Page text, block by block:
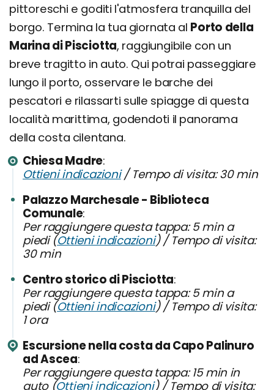
pittoreschi e goditi l'atmosfera tranquilla del
borgo. Termina la tua giornata al Porto della
Marina di Pisciotta, raggiungibile con un
breve tragitto in auto. Qui potrai passeggiare
lungo il porto, osservare le barche dei
pescatori e rilassarti sulle spiagge di questa
località marittima, godendoti il panorama
della costa cilentana.
Chiesa Madre
Ottieni indicazioni/ Tempo di visita: 30 min
Palazzo Marchesale - Biblioteca
Comunale
Per raggiungere questa tappa: 5 min a
piedi (Ottieni indicazioni) / Tempo di visita:
30 min
Centro storico di Pisciotta
Per raggiungere questa tappa: 5 min a
piedi (Ottieni indicazioni) / Tempo di visita:
1 ora
Escursione nella costa da Capo Palinuro
ad Ascea
Per raggiungere questa tappa: 15 min in
auto (Ottieni indicazioni) / Tempo di visita: